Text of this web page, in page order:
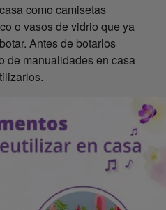
como camisetas
o vasos de vidrio que ya
Antes de botarlos
de manualidades en casa